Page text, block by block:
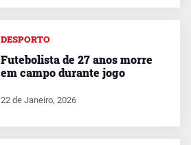
DESPORTO
Futebolista de 27 anos morre
em campo durante jogo
22 de Janeiro, 2026